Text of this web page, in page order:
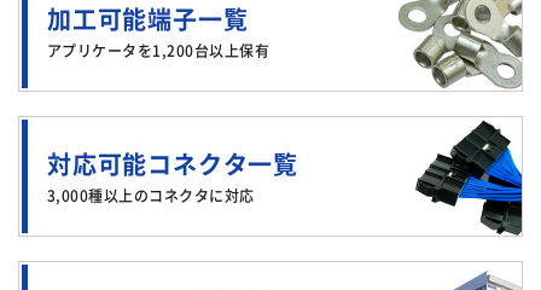
加工可能端子一覧
アプリケータを1,200台以上保有
対応可能コネクタ一覧
3,000種以上のコネクタに対応